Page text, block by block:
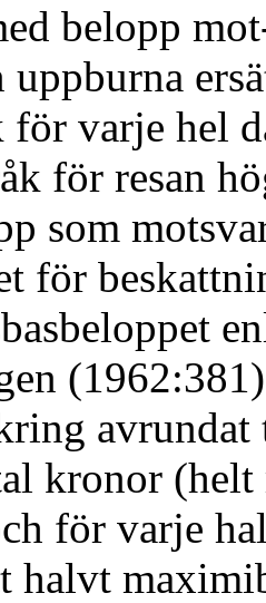
belopp
uppburna
varje hel
för resan
som
för
kronor (helt
för varje
halvt